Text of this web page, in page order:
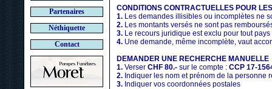
Partenaires
Néthiquette
Contact
CONDITIONS CONTRACTUELLES POUR
1. Les demandes illisibles ou incomplètes ne
2. Les montants versés ne sont pas
3. Le recours juridique est exclu pour tout pays
4. Une demande, même incomplète, vaut
DEMANDER UNE RECHERCHE MANUELLE
1. Verser CHF 80.- sur le compte : CCP 17-
2. Indiquer les nom et prénom de la personne
3. Indiquer vos coordonnées postales